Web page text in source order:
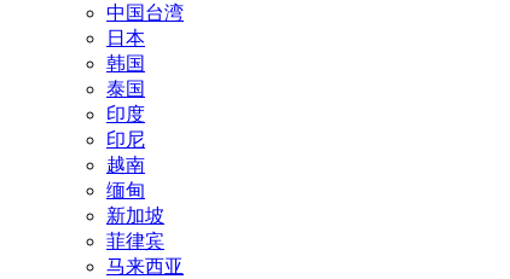
中国台湾
日本
韩国
泰国
印度
印尼
越南
缅甸
新加坡
菲律宾
马来西亚